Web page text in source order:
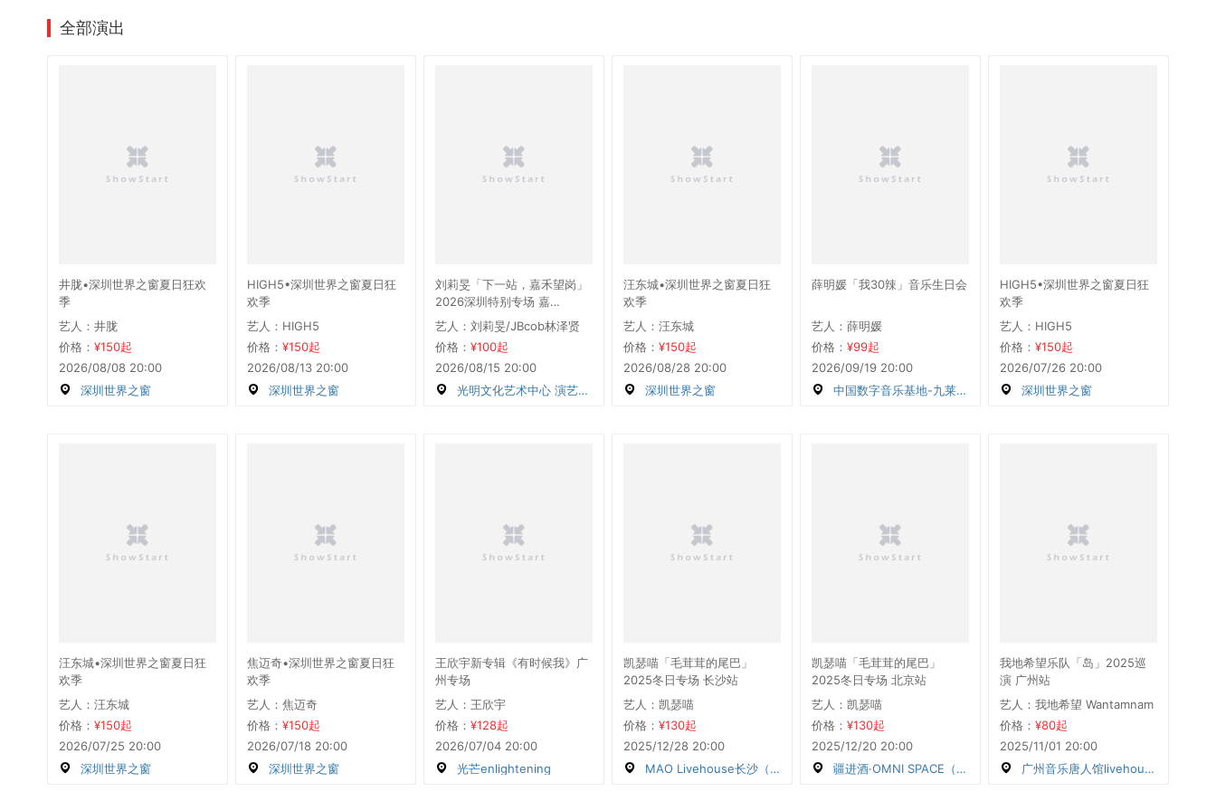
全部演出
井胧•深圳世界之窗夏日狂欢
季
艺人：井胧
价格： ¥150起
2026/08/08 20:00
深圳世界之窗
HIGH5•深圳世界之窗夏日狂
欢季
艺人：HIGH5
价格： ¥150起
2026/08/13 20:00
深圳世界之窗
刘莉旻「下一站，嘉禾望岗」
2026深圳特别专场 嘉
宾:JBcob林泽贤
艺人：刘莉旻/JBcob林泽贤
价格： ¥100起
2026/08/15 20:00
光明文化艺术中心 演艺中心 大剧场
汪东城•深圳世界之窗夏日狂
欢季
艺人：汪东城
价格： ¥150起
2026/08/28 20:00
深圳世界之窗
薛明媛「我30辣」音乐生日会
艺人：薛明媛
价格： ¥99起
2026/09/19 20:00
中国数字音乐基地-九莱福音乐现场
HIGH5•深圳世界之窗夏日狂
欢季
艺人：HIGH5
价格： ¥150起
2026/07/26 20:00
深圳世界之窗
汪东城•深圳世界之窗夏日狂
欢季
艺人：汪东城
价格： ¥150起
2026/07/25 20:00
深圳世界之窗
焦迈奇•深圳世界之窗夏日狂
欢季
艺人：焦迈奇
价格： ¥150起
2026/07/18 20:00
深圳世界之窗
王欣宇新专辑《有时候我》广
州专场
艺人：王欣宇
价格： ¥128起
2026/07/04 20:00
光芒enlightening
凯瑟喵「毛茸茸的尾巴」
2025冬日专场 长沙站
艺人：凯瑟喵
价格： ¥130起
2025/12/28 20:00
MAO Livehouse长沙（沙湾店）
凯瑟喵「毛茸茸的尾巴」
2025冬日专场 北京站
艺人：凯瑟喵
价格： ¥130起
2025/12/20 20:00
疆进酒·OMNI SPACE（北京）
我地希望乐队「岛」2025巡
演 广州站
艺人：我地希望 Wantamnam
价格： ¥80起
2025/11/01 20:00
广州音乐唐人馆livehouse